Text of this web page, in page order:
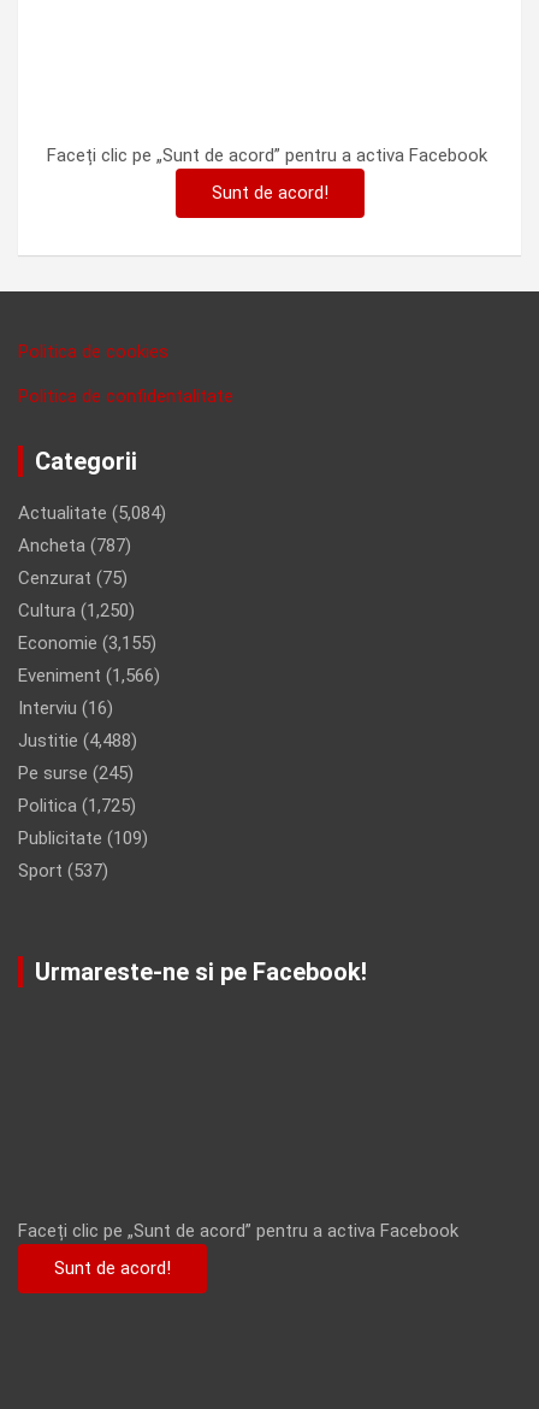
Faceți clic pe „Sunt de acord” pentru a activa Facebook
Sunt de acord!
Politica de cookies
Politica de confidentalitate
Categorii
Actualitate (5,084)
Ancheta (787)
Cenzurat (75)
Cultura (1,250)
Economie (3,155)
Eveniment (1,566)
Interviu (16)
Justitie (4,488)
Pe surse (245)
Politica (1,725)
Publicitate (109)
Sport (537)
Urmareste-ne si pe Facebook!
Faceți clic pe „Sunt de acord” pentru a activa Facebook
Sunt de acord!